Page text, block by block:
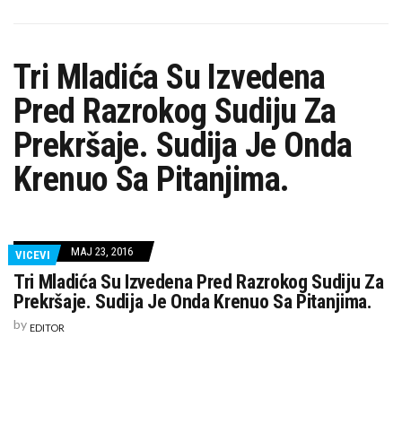
Tri Mladića Su Izvedena
Pred Razrokog Sudiju Za
Prekršaje. Sudija Je Onda
Krenuo Sa Pitanjima.
VICEVI MAJ 23, 2016
Tri Mladića Su Izvedena Pred Razrokog Sudiju Za
Prekršaje. Sudija Je Onda Krenuo Sa Pitanjima.
by EDITOR